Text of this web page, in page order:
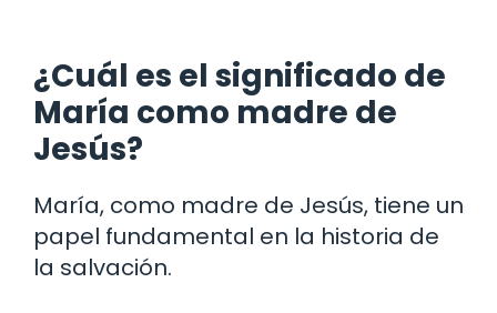
¿Cuál es el significado de
María como madre de
Jesús?
María, como madre de Jesús, tiene un
papel fundamental en la historia de
la salvación.